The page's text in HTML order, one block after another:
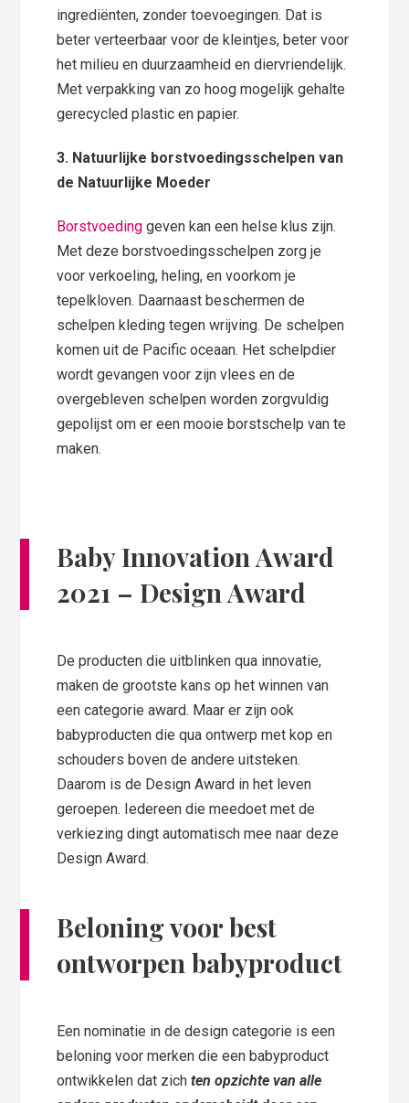
ingrediënten, zonder toevoegingen. Dat is
beter verteerbaar voor de kleintjes, beter voor
het milieu en duurzaamheid en diervriendelijk.
Met verpakking van zo hoog mogelijk gehalte
gerecycled plastic en papier.
3. Natuurlijke borstvoedingsschelpen van
de Natuurlijke Moeder
Borstvoedinggeven kan een helse klus zijn.
Met deze borstvoedingsschelpen zorg je
voor verkoeling, heling, en voorkom je
tepelkloven. Daarnaast beschermen de
schelpen kleding tegen wrijving. De schelpen
komen uit de Pacific oceaan. Het schelpdier
wordt gevangen voor zijn vlees en de
overgebleven schelpen worden zorgvuldig
gepolijst om er een mooie borstschelp van te
maken.
Baby Innovation Award
2021 – DesignAward
De producten die uitblinken qua innovatie,
maken de grootste kans op het winnen van
een categorie award. Maar er zijn ook
babyproducten die qua ontwerp met kop en
schouders boven de andere uitsteken.
Daarom is de Design Award in het leven
geroepen. Iedereen die meedoet met de
verkiezing dingt automatisch mee naar deze
Design Award.
Beloning voor best
ontworpen babyproduct
Een nominatie in de design categorie is een
beloning voor merken die een babyproduct
ontwikkelen dat zich ten opzichte van alle